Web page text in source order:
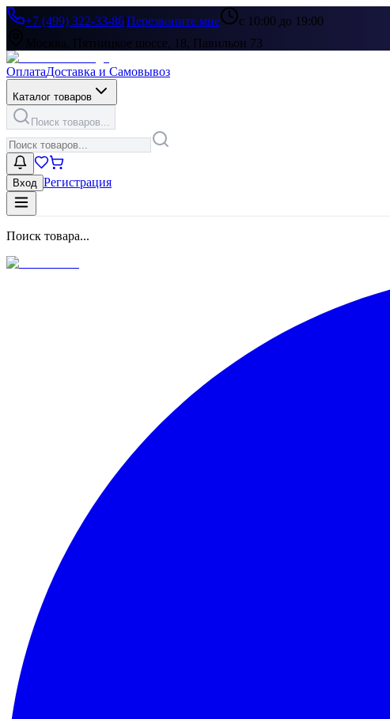
+7 (499) 322-33-86|Перезвоните мне
с 10:00 до 19:00
Москва, Пятницкое шоссе, 18, Павильон 73
ОплатаДоставка и Самовывоз
Каталог товаров
Поиск товаров...
Вход Регистрация
Поиск товара...